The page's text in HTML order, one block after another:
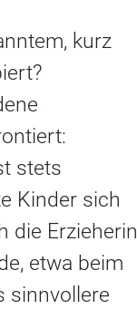
kurz
stets
Kinder sich
die Erzieherin
etwa beim
sinnvollere